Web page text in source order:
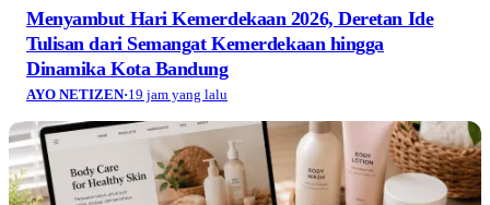
Menyambut Hari Kemerdekaan 2026, Deretan Ide
Tulisan dari Semangat Kemerdekaan hingga
Dinamika Kota Bandung
AYO NETIZEN·19 jam yang lalu